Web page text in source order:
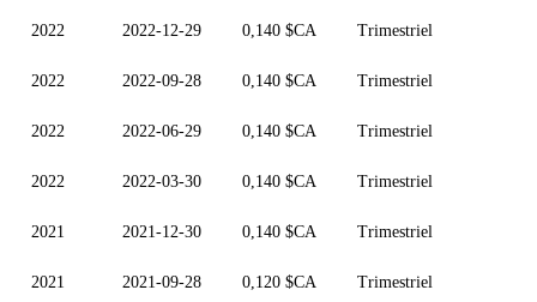
2022 2022-12-29 0,140 $CA Trimestriel
2022 2022-09-28 0,140 $CA Trimestriel
2022 2022-06-29 0,140 $CA Trimestriel
2022 2022-03-30 0,140 $CA Trimestriel
2021 2021-12-30 0,140 $CA Trimestriel
2021 2021-09-28 0,120 $CA Trimestriel